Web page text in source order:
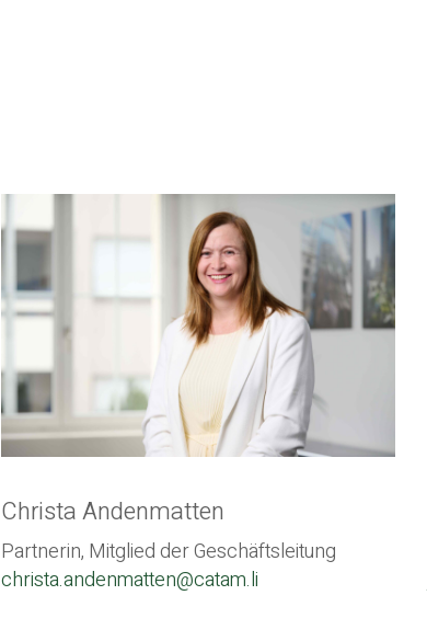
Christa Andenmatten
Partnerin, Mitglied der Geschäftsleitung
christa.andenmatten@catam.li